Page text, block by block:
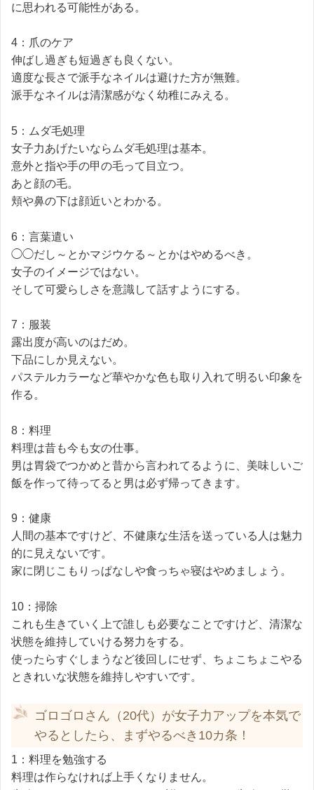
に思われる可能性がある。
4：爪のケア
伸ばし過ぎも短過ぎも良くない。
適度な長さで派手なネイルは避けた方が無難。
派手なネイルは清潔感がなく幼稚にみえる。
5：ムダ毛処理
女子力あげたいならムダ毛処理は基本。
意外と指や手の甲の毛って目立つ。
あと顔の毛。
頬や鼻の下は顔近いとわかる。
6：言葉遣い
◯◯だし～とかマジウケる～とかはやめるべき。
女子のイメージではない。
そして可愛らしさを意識して話すようにする。
7：服装
露出度が高いのはだめ。
下品にしか見えない。
パステルカラーなど華やかな色も取り入れて明るい印象を
作る。
8：料理
料理は昔も今も女の仕事。
男は胃袋でつかめと昔から言われてるように、美味しいご
飯を作って待ってると男は必ず帰ってきます。
9：健康
人間の基本ですけど、不健康な生活を送っている人は魅力
的に見えないです。
家に閉じこもりっぱなしや食っちゃ寝はやめましょう。
10：掃除
これも生きていく上で誰しも必要なことですけど、清潔な
状態を維持していける努力をする。
使ったらすぐしまうなど後回しにせず、ちょこちょこやる
ときれいな状態を維持しやすいです。
ゴロゴロさん（20代）が女子力アップを本気で
やるとしたら、まずやるべき10カ条！
1：料理を勉強する
料理は作らなければ上手くなりません。